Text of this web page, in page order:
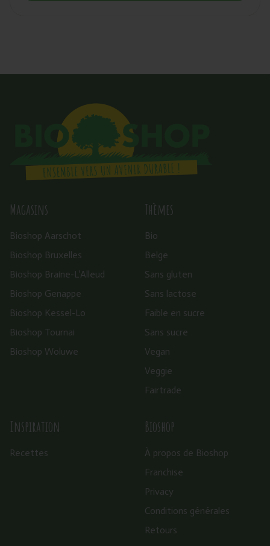
Magasins
Bioshop Aarschot
Bioshop Bruxelles
Bioshop Braine-L’Alleud
Bioshop Genappe
Bioshop Kessel-Lo
Bioshop Tournai
Bioshop Woluwe
Thèmes
Bio
Belge
Sans gluten
Sans lactose
Faible en sucre
Sans sucre
Vegan
Veggie
Fairtrade
Inspiration
Recettes
Bioshop
À propos de Bioshop
Franchise
Privacy
Conditions générales
Retours